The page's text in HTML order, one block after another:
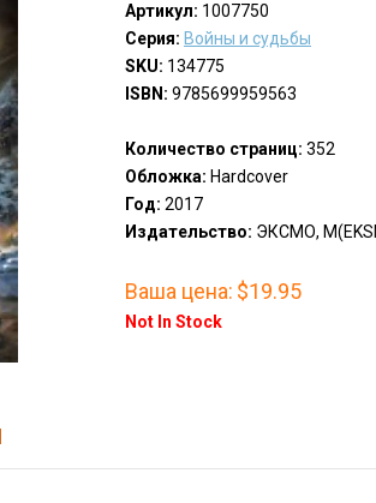
Артикул: 1007750
Серия: Войны и судьбы
SKU: 134775
ISBN: 9785699959563
Количество страниц: 352
Обложка: Hardcover
Год: 2017
Издательство: ЭКСМО,
Ваша цена: $19.95
Not In Stock